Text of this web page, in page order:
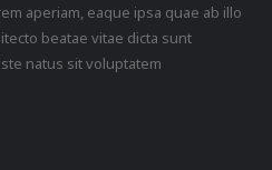
aperiam, eaque ipsa quae ab illo
beatae vitae dicta sunt
natus sit voluptatem